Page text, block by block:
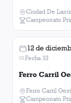
Luis Villa
Sebastián
Pascual
Ciudad De
Campeonato
12 de
Fecha 33
Ferro Carril
Ferro Carril
Campeonato